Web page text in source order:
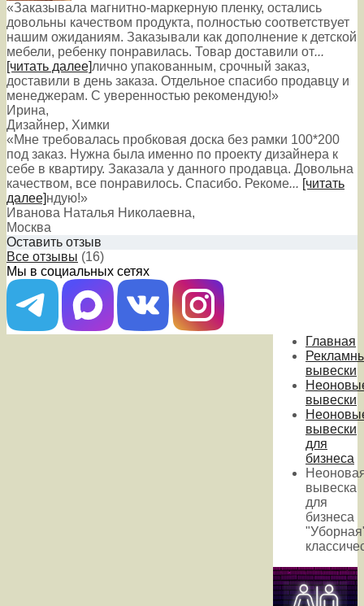
«Заказывала магнитно-маркерную пленку, остались
довольны качеством продукта, полностью соответствует
нашим ожиданиям. Заказывали как дополнение к детской
мебели, ребенку понравилась. Товар доставили от...
[читать далее]лично упакованным, срочный заказ,
доставили в день заказа. Отдельное спасибо продавцу и
менеджерам. С уверенностью рекомендую!»
Ирина,
Дизайнер, Химки
«Мне требовалась пробковая доска без рамки 100*200
под заказ. Нужна была именно по проекту дизайнера к
себе в квартиру. Заказала у данного продавца. Довольна
качеством, все понравилось. Спасибо. Рекоме... [читать
далее]ндую!»
Иванова Наталья Николаевна,
Москва
Оставить отзыв
Все отзывы (16)
Мы в социальных сетях
Главная
вывески
вывески
вывески
для
бизнеса
вывеска
для
бизнеса